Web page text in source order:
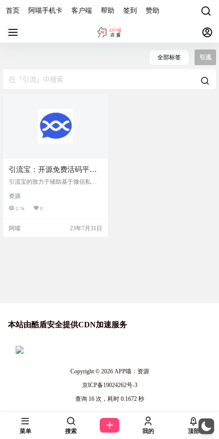
首页 阿喵手机卡 客户端 帮助 签到 赞助
全部标签 引流
引流宝：开源免费活码平
台，群活码，客服码，渠道
俱全
引流宝的致力于辅助基于微信私域
有效降低资源损失、流量流失的几
率。这是一个开源、免费的活码平
营销推广活动！降低运营成本，提
资源
2.1k 0
阿喵 23年7月31日
本站由酷盾安全提供CDN加速服务
Copyright © 2026APP喵：资源
京ICP备19024262号-3
查询 16 次，耗时 0.1672 秒
菜单 搜索 我的 顶部